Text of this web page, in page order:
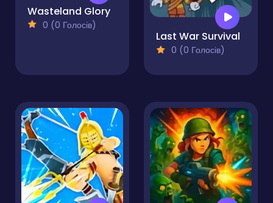
Wasteland Glory
0 (0 Голосів)
Last War Survival
0 (0 Голосів)